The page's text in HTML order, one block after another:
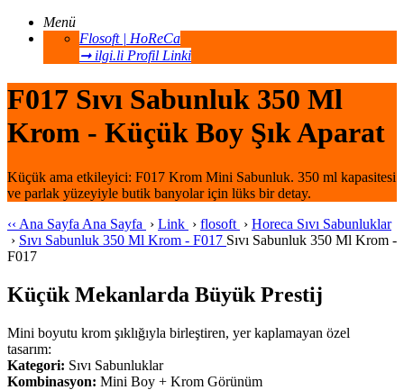
Menü
Flosoft | HoReCa
➞ ilgi.li Profil Linki
F017 Sıvı Sabunluk 350 Ml
Krom - Küçük Boy Şık Aparat
Küçük ama etkileyici: F017 Krom Mini Sabunluk. 350 ml kapasitesi
ve parlak yüzeyiyle butik banyolar için lüks bir detay.
‹‹ Ana Sayfa Ana Sayfa › Link › flosoft › Horeca Sıvı Sabunluklar
› Sıvı Sabunluk 350 Ml Krom - F017 Sıvı Sabunluk 350 Ml Krom -
F017
Küçük Mekanlarda Büyük Prestij
Mini boyutu krom şıklığıyla birleştiren, yer kaplamayan özel
tasarım:
Kategori: Sıvı Sabunluklar
Kombinasyon: Mini Boy + Krom Görünüm